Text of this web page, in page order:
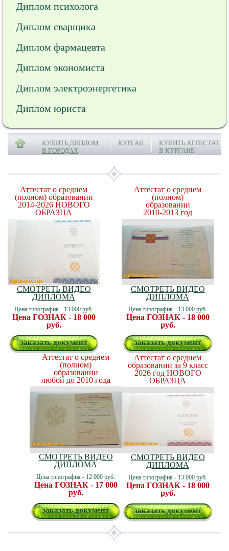
Диплом психолога
Диплом сварщика
Диплом фармацевта
Диплом экономиста
Диплом электроэнергетика
Диплом юриста
КУПИТЬ ДИПЛОМ
В ГОРОДАХ
КУРГАН
КУПИТЬ АТТЕСТАТ
В КУРГАНЕ
Аттестат о среднем
(полном) образовании
2014-2026 НОВОГО
ОБРАЗЦА
СМОТРЕТЬ ВИДЕО
ДИПЛОМА
Цена типография - 13 000 руб.
Цена ГОЗНАК - 18 000
руб.
заказать документ
Аттестат о среднем
(полном)
образовании
2010-2013 год
СМОТРЕТЬ ВИДЕО
ДИПЛОМА
Цена типография - 13 000 руб.
Цена ГОЗНАК - 18 000
руб.
заказать документ
Аттестат о среднем
(полном)
образовании
любой до 2010 года
СМОТРЕТЬ ВИДЕО
ДИПЛОМА
Цена типография - 12 000 руб.
Цена ГОЗНАК - 17 000
руб.
заказать документ
Аттестат о среднем
образовании за 9 класс
2026 год НОВОГО
ОБРАЗЦА
СМОТРЕТЬ ВИДЕО
ДИПЛОМА
Цена типография - 13 000 руб.
Цена ГОЗНАК - 18 000
руб.
заказать документ